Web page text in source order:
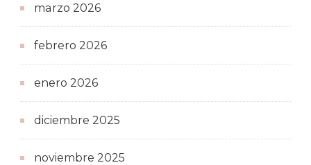
marzo 2026
febrero 2026
enero 2026
diciembre 2025
noviembre 2025